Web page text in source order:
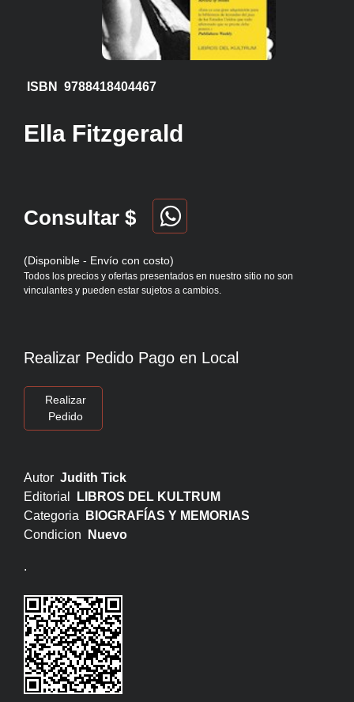
ISBN 9788418404467
Ella Fitzgerald
Consultar $
(Disponible - Envío con costo)
Todos los precios y ofertas presentados en nuestro sitio no son
vinculantes y pueden estar sujetos a cambios.
Realizar Pedido Pago en Local
Realizar
Pedido
Autor Judith Tick
Editorial
LIBROS DEL KULTRUM
Categoria
BIOGRAFÍAS Y MEMORIAS
Condicion
Nuevo
.